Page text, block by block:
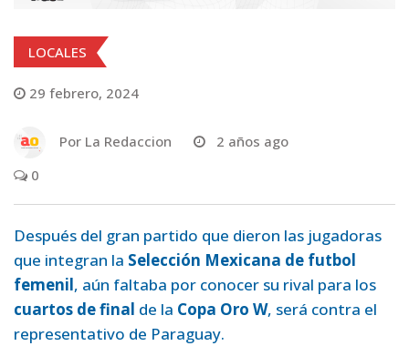
LOCALES
29 febrero, 2024
Por La Redaccion
2 años ago
0
Después del gran partido que dieron las jugadoras
que integran la Selección Mexicana de futbol
femenil, aún faltaba por conocer su rival para los
cuartos de final de la Copa Oro W, será contra el
representativo de Paraguay.